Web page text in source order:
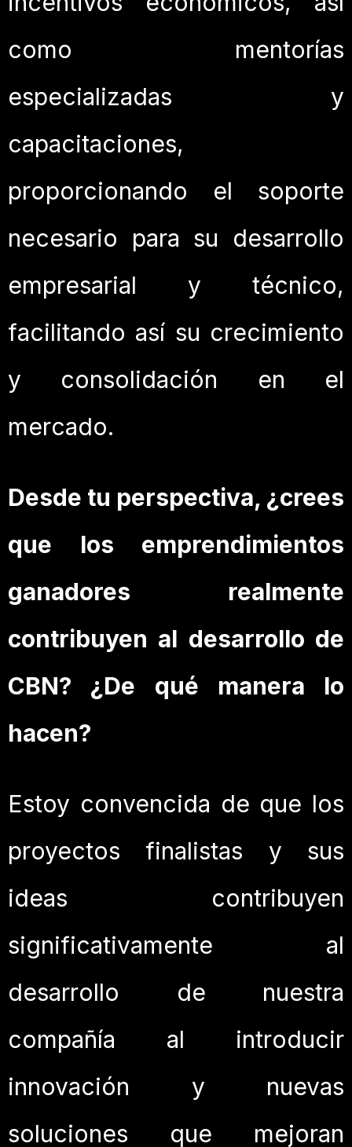
como mentorías
especializadas y
capacitaciones,
proporcionando el soporte
necesario para su desarrollo
empresarial y técnico,
facilitando así su crecimiento
y consolidación en el
mercado.
Desde tu perspectiva, ¿crees
que los emprendimientos
ganadores realmente
contribuyen al desarrollo de
CBN? ¿De qué manera lo
hacen?
Estoy convencida de que los
proyectos finalistas y sus
ideas contribuyen
significativamente al
desarrollo de nuestra
compañía al introducir
innovación y nuevas
soluciones que mejoran